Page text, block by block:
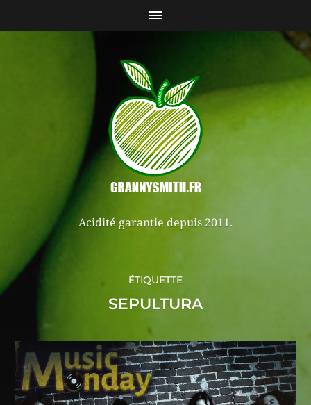
Acidité garantie depuis 2011.
ÉTIQUETTE
SEPULTURA